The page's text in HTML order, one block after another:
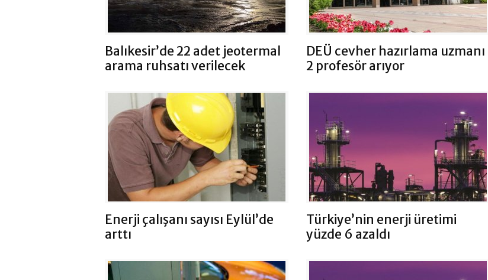
Balıkesir’de 22 adet jeotermal
arama ruhsatı verilecek
DEÜ cevher hazırlama uzmanı
2 profesör arıyor
Enerji çalışanı sayısı Eylül’de
arttı
Türkiye’nin enerji üretimi
yüzde 6 azaldı